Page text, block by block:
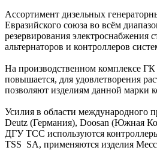
Ассортимент дизельных
Евразийского союза во всём
резервирования электроснабжения
альтернаторов и контроллеров
На производственном комплексе
повышается, для удовлетворения
позволяют изделиям данной марки
Усилия в области международного
Deutz (Германия), Doosan (Южная
ДГУ ТСС используются
ТSS SА, применяются изделия